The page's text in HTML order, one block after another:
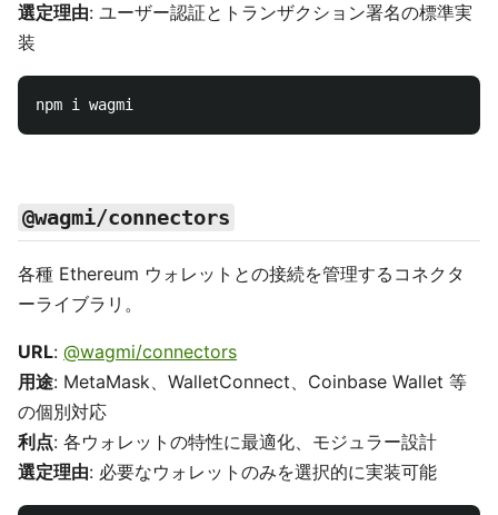
選定理由: ユーザー認証とトランザクション署名の標準実
装
@wagmi/connectors
各種 Ethereum ウォレットとの接続を管理するコネクタ
ーライブラリ。
URL: @wagmi/connectors
用途: MetaMask、WalletConnect、Coinbase Wallet 等
の個別対応
利点: 各ウォレットの特性に最適化、モジュラー設計
選定理由: 必要なウォレットのみを選択的に実装可能